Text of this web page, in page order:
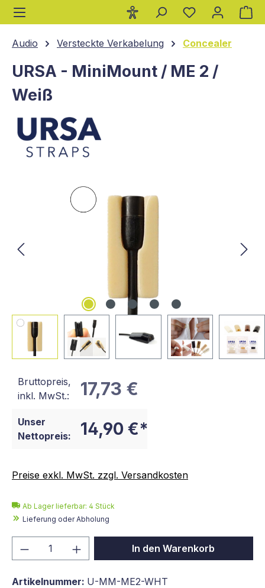
springen
Audio Versteckte Verkabelung Concealer
URSA - MiniMount / ME 2 /
Weiß
Bildergalerie überspringen
Bruttopreis,
inkl. MwSt.:
17,73 €
Unser
Nettopreis:
14,90 €*
Preise exkl. MwSt. zzgl. Versandkosten
Ab Lager lieferbar: 4 Stück
Lieferung oder Abholung
Produkt Anzahl: Gib denIn den Warenkorb
Artikelnummer: U-MM-ME2-WHT